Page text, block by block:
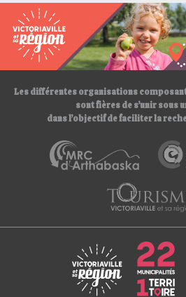
p
s
:
/
/
Les différentes organisations
sont fières de s’unir sous
dans l’objectif de faciliter la